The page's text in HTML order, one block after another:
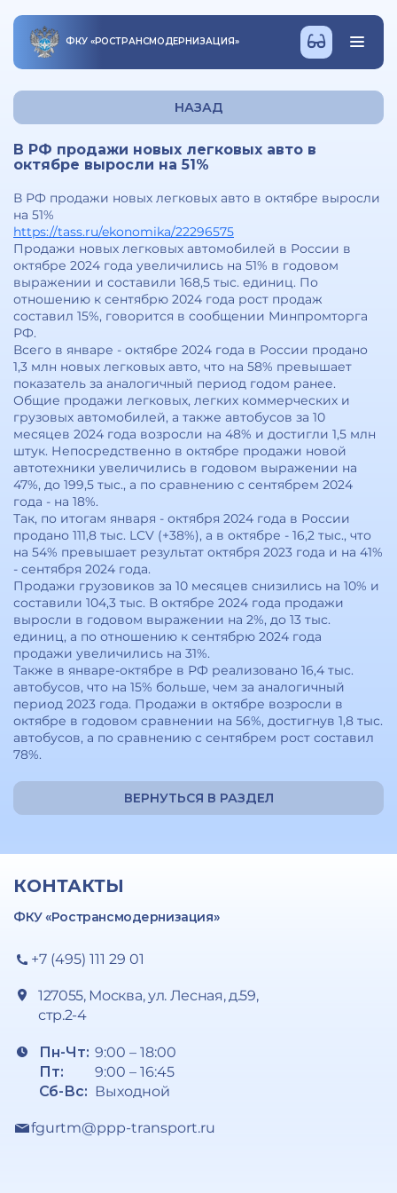
ФКУ «РОСТРАНСМОДЕРНИЗАЦИЯ»
НАЗАД
В РФ продажи новых легковых авто в
октябре выросли на 51%
В РФ продажи новых легковых авто в октябре выросли
на 51%
https://tass.ru/ekonomika/22296575
Продажи новых легковых автомобилей в России в
октябре 2024 года увеличились на 51% в годовом
выражении и составили 168,5 тыс. единиц. По
отношению к сентябрю 2024 года рост продаж
составил 15%, говорится в сообщении Минпромторга
РФ.
Всего в январе - октябре 2024 года в России продано
1,3 млн новых легковых авто, что на 58% превышает
показатель за аналогичный период годом ранее.
Общие продажи легковых, легких коммерческих и
грузовых автомобилей, а также автобусов за 10
месяцев 2024 года возросли на 48% и достигли 1,5 млн
штук. Непосредственно в октябре продажи новой
автотехники увеличились в годовом выражении на
47%, до 199,5 тыс., а по сравнению с сентябрем 2024
года - на 18%.
Так, по итогам января - октября 2024 года в России
продано 111,8 тыс. LCV (+38%), а в октябре - 16,2 тыс., что
на 54% превышает результат октября 2023 года и на 41%
- сентября 2024 года.
Продажи грузовиков за 10 месяцев снизились на 10% и
составили 104,3 тыс. В октябре 2024 года продажи
выросли в годовом выражении на 2%, до 13 тыс.
единиц, а по отношению к сентябрю 2024 года
продажи увеличились на 31%.
Также в январе-октябре в РФ реализовано 16,4 тыс.
автобусов, что на 15% больше, чем за аналогичный
период 2023 года. Продажи в октябре возросли в
октябре в годовом сравнении на 56%, достигнув 1,8 тыс.
автобусов, а по сравнению с сентябрем рост составил
78%.
ВЕРНУТЬСЯ В РАЗДЕЛ
КОНТАКТЫ
ФКУ «Ространсмодернизация»
+7 (495) 111 29 01
127055, Москва, ул. Лесная, д.59,
стр.2-4
Пн-Чт:
Пт:
Сб-Вс:
9:00 – 18:00
9:00 – 16:45
Выходной
fgurtm@ppp-transport.ru